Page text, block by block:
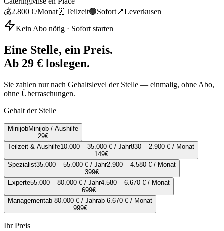
💰2.800 €/Monat⏰Teilzeit🟢Sofort 📍Leverkusen
Kein Abo nötig · Sofort starten
Eine Stelle, ein Preis.
Ab 29 € loslegen.
Sie zahlen nur nach Gehaltslevel der Stelle — einmalig, ohne Abo,
ohne Überraschungen.
Gehalt der Stelle
MinijobMinijob / Aushilfe
29€
Teilzeit & Aushilfe10.000 – 35.000 € / Jahr830 – 2.900 € / Monat
149€
Spezialist35.000 – 55.000 € / Jahr2.900 – 4.580 € / Monat
399€
Experte55.000 – 80.000 € / Jahr4.580 – 6.670 € / Monat
699€
Managementab 80.000 € / Jahrab 6.670 € / Monat
999€
Ihr Preis